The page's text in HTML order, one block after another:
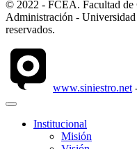
© 2022 - FCEA. Facultad de
Administración -
reservados.
www.siniestro.net
Institucional
Misión